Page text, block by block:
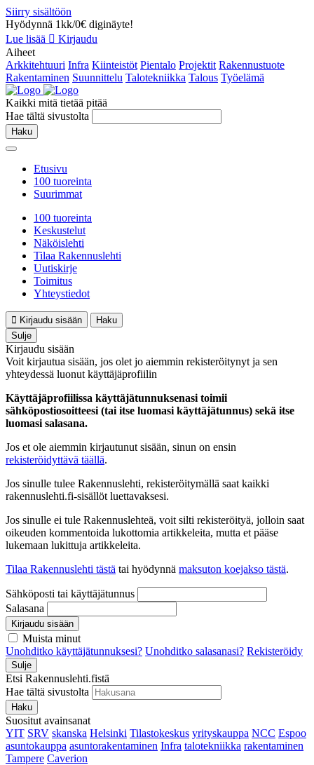
Siirry sisältöön
Hyödynnä 1kk/0€ diginäyte!
Lue lisää
Kirjaudu
Aiheet
Arkkitehtuuri Infra Kiinteistöt Pientalo Projektit Rakennustuote
Rakentaminen Suunnittelu Talotekniikka Talous Työelämä
Kaikki mitä tietää pitää
Hae tältä sivustolta
Haku
Etusivu
100 tuoreinta
Suurimmat
100 tuoreinta
Keskustelut
Näköislehti
Tilaa Rakennuslehti
Uutiskirje
Toimitus
Yhteystiedot
Kirjaudu sisään
Haku
Sulje
Kirjaudu sisään
Voit kirjautua sisään, jos olet jo aiemmin rekisteröitynyt ja sen
yhteydessä luonut käyttäjäprofiilin
Käyttäjäprofiilissa käyttäjätunnuksenasi toimii
sähköpostiosoitteesi (tai itse luomasi käyttäjätunnus) sekä itse
luomasi salasana.
Jos et ole aiemmin kirjautunut sisään, sinun on ensin
rekisteröidyttävä täällä.
Jos sinulle tulee Rakennuslehti, rekisteröitymällä saat kaikki
rakennuslehti.fi-sisällöt luettavaksesi.
Jos sinulle ei tule Rakennuslehteä, voit silti rekisteröityä, jolloin saat
oikeuden kommentoida lukottomia artikkeleita, mutta et pääse
lukemaan lukittuja artikkeleita.
Tilaa Rakennuslehti tästä tai hyödynnä maksuton koejakso tästä.
Sähköposti tai käyttäjätunnus
Salasana
Kirjaudu sisään
Muista minut
Unohditko käyttäjätunnuksesi? Unohditko salasanasi? Rekisteröidy
Sulje
Etsi Rakennuslehti.fistä
Hae tältä sivustolta
Haku
Suositut avainsanat
YIT SRV skanska Helsinki Tilastokeskus yrityskauppa NCC Espoo
asuntokauppa asuntorakentaminen Infra talotekniikka rakentaminen
Tampere Caverion